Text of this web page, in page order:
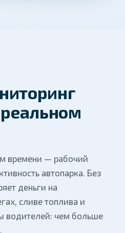
времени — рабочий
автопарка. Без
деньги на
сливе топлива и
водителей: чем больше